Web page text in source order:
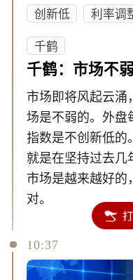
创新低 利率调
千鹤
千鹤：市场不
市场即将风起云涌
场是不弱的。外盘
指数是不创新低的
就是在坚持过去几
市场是越来越好的
对。
10:37